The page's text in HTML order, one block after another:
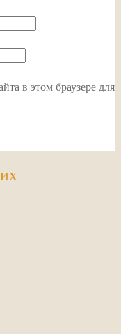
в этом браузере для